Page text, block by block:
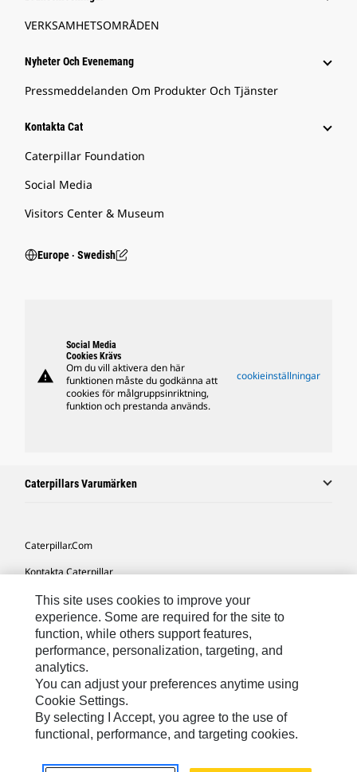
VERKSAMHETSOMRÅDEN
Nyheter Och Evenemang
Pressmeddelanden Om Produkter Och Tjänster
Kontakta Cat
Caterpillar Foundation
Social Media
Visitors Center & Museum
Europe ‧ Swedish
warning
Social Media
Cookies Krävs
Om du vill aktivera den här
funktionen måste du godkänna att
cookies för målgruppsinriktning,
funktion och prestanda används.
cookieinställningar
Caterpillars Varumärken
Caterpillar.com
Kontakta Caterpillar
Mina Marknadsföringspreferenser
Platskarta
Cookie Settings
Juridiskt
Sekretess
This site uses cookies to improve your
experience. Some are required for the site to
function, while others support features,
performance, personalization, targeting, and
analytics.
You can adjust your preferences anytime using
Cookie Settings.
By selecting I Accept, you agree to the use of
functional, performance, and targeting cookies.